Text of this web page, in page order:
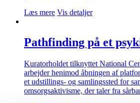
Læs mere Vis detaljer
Pathfinding på et
Kuratorholdet tilknyttet National
arbejder henimod åbningen af
et udstillings- og samlingssted for
omsorgsaktivisme, der taler fra